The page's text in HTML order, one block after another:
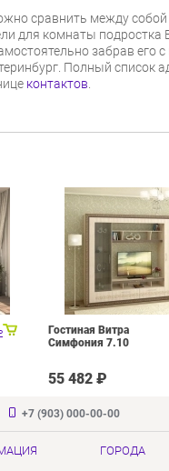
сравнить между
для комнаты подростка
забрав его
Полный список
контактов.
Гостиная Витра
Симфония 7.10
55 482 ₽
+7 (903) 000-00-00
ГОРОДА